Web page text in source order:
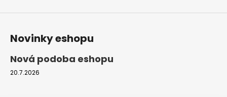
u
Novinky eshopu
Nová podoba eshopu
20.7.2026